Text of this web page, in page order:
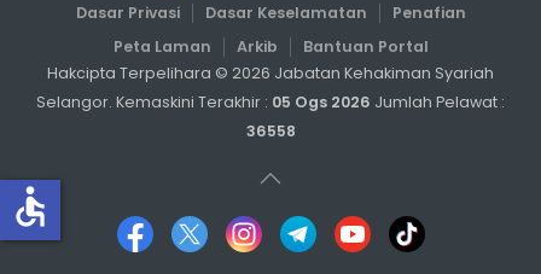
Dasar Privasi Dasar Keselamatan
Penafian
Peta Laman
Arkib
Bantuan Portal
Hakcipta Terpelihara © 2026 Jabatan Kehakiman Syariah
Selangor. Kemaskini Terakhir : 05 Ogs 2026 Jumlah Pelawat :
36558
accessible